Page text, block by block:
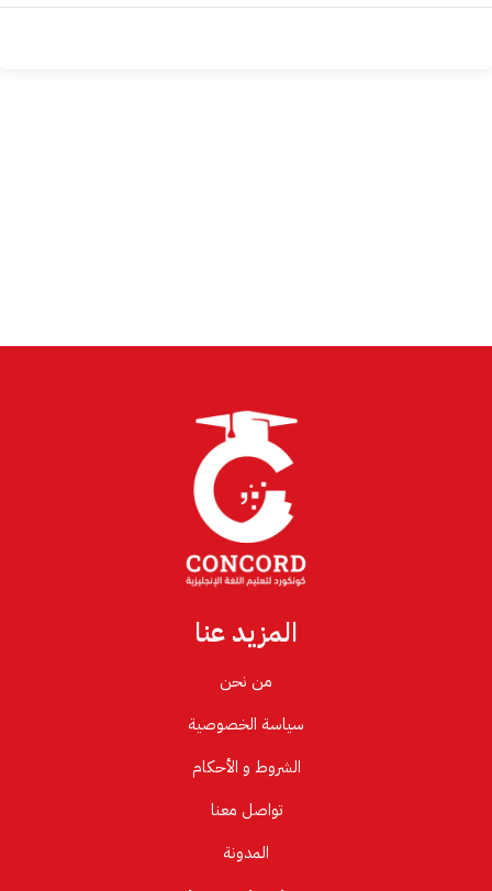
المزيد عنا
من نحن
سياسة الخصوصية
الشروط و الأحكام
تواصل معنا
المدونة